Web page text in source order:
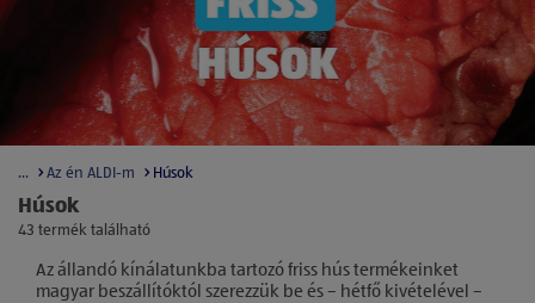
... Az én ALDI-m Húsok
Húsok
43 termék található
Az állandó kínálatunkba tartozó friss hús termékeinket
magyar beszállítóktól szerezzük be és – hétfő kivételével –